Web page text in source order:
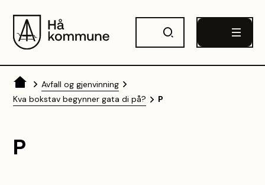
Du er her:Avfall og gjenvinning
Kva bokstav begynner gata di på?
P
P